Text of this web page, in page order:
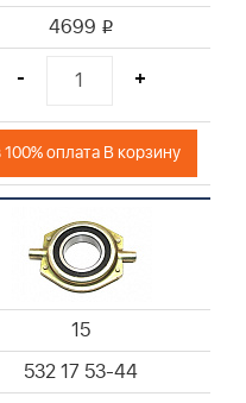
4699 i
- +
оплата В корзину
15
532 17 53-44